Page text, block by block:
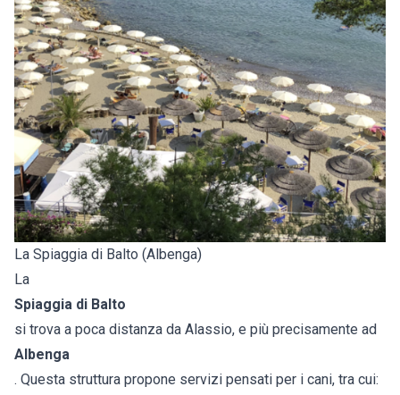
La Spiaggia di Balto (Albenga)
La
Spiaggia di Balto
si trova a poca distanza da Alassio, e più precisamente ad
Albenga
. Questa struttura propone servizi pensati per i cani, tra cui: